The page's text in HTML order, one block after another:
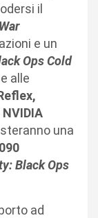
il
e un
Ops Cold
alle
una
Black Ops
ad